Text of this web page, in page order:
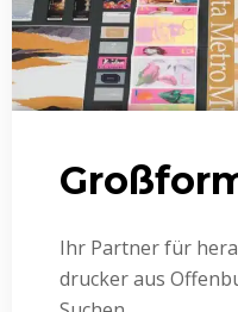
Ihr Partner für
drucker aus